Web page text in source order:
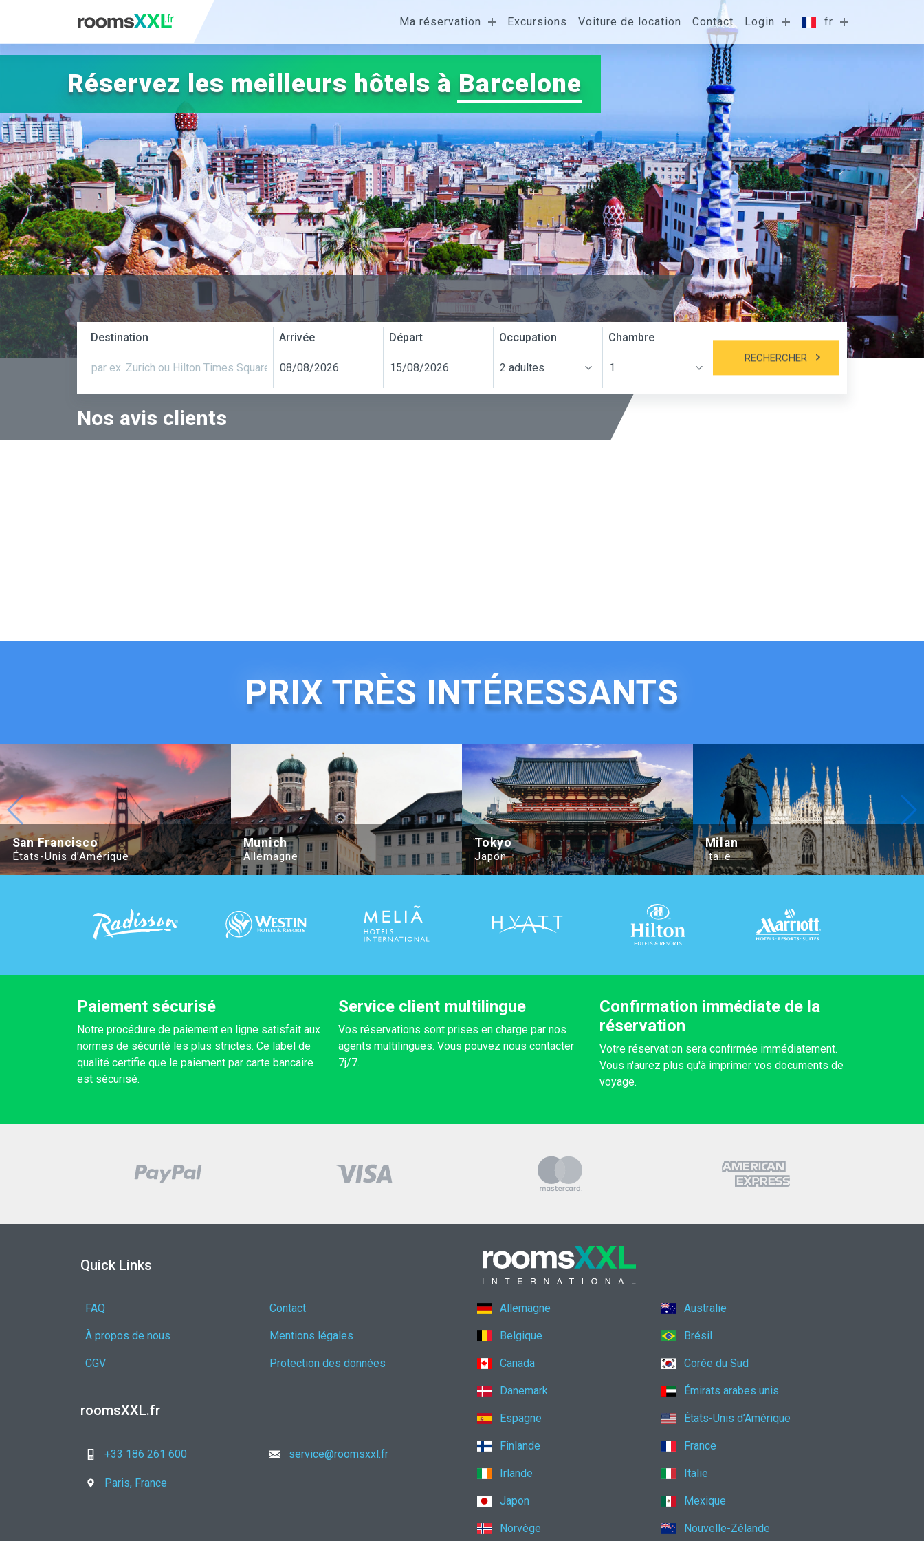
Ma réservation Excursions Voiture de location Contact Login fr
Réservez les meilleurs hôtels à Barcelone
Destination Arrivée Départ Occupation Chambre
RECHERCHER
Nos avis clients
PRIX TRÈS INTÉRESSANTS
Beijing Hotel Nuo Forbidden City
San Francisco
États-Unis d’Amérique
Hotel Adagio, Autograph Collection
Munich
Allemagne
Hotel München Palace
Tokyo
Japon
Hilton Tokyo
Milan
Italie
Paiement sécurisé
Notre procédure de paiement en ligne satisfait aux
normes de sécurité les plus strictes. Ce label de
qualité certifie que le paiement par carte bancaire
est sécurisé.
Service client multilingue
Vos réservations sont prises en charge par nos
agents multilingues. Vous pouvez nous contacter
7j/7.
Confirmation immédiate de la
réservation
Votre réservation sera confirmée immédiatement.
Vous n'aurez plus qu'à imprimer vos documents de
voyage.
Quick Links
FAQ Contact
À propos de nous Mentions légales
CGV Protection des données
roomsXXL.fr
+33 186 261 600 service@roomsxxl.fr
Paris, France
Allemagne Australie
Belgique Brésil
Canada Corée du Sud
Danemark Émirats arabes unis
Espagne États-Unis d’Amérique
Finlande France
Irlande Italie
Japon Mexique
Norvège Nouvelle-Zélande